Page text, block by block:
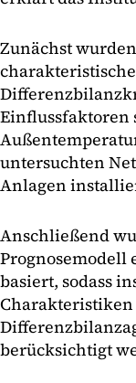
Zunächst
Einflussfaktoren
untersuchten
Anlagen
Anschließend
Prognosemodell
basiert, sodass
berücksichtigt